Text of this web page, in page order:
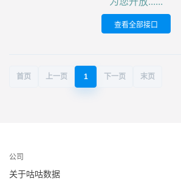
查看全部接口
首页 上一页 1 下一页 末页
公司
关于咕咕数据